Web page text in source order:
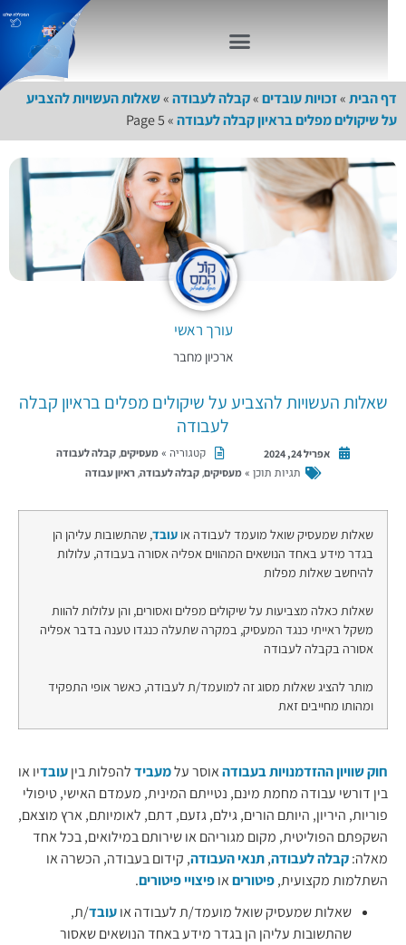
דף הבית»זכויות עובדים»קבלה לעבודה»שאלות העשויות להצביע
על שיקולים מפלים בראיון קבלה לעבודה»
עורך ראשי
ארכיון מחבר
שאלות העשויות להצביע על שיקולים מפלים בראיון קבלה
לעבודה
אפריל 24, 2024 קטגוריה » מעסיקים,קבלה לעבודה
תגיות תוכן » מעסיקים,קבלה לעבודה,ראיון עבודה
שאלות שמעסיק שואל מועמד לעבודה אועובד, שהתשובות עליהן הן
בגדר מידע באחד הנושאים המהווים אפליה אסורה בעבודה, עלולות
להיחשב שאלות מפלות
שאלות כאלה מצביעות על שיקולים מפלים ואסורים, והן עלולות להוות
משקל ראייתי כנגד המעסיק, במקרה שתעלה כנגדו טענה בדבר אפליה
אסורה בקבלה לעבודה
מותר להציג שאלות מסוג זה למועמד/ת לעבודה, כאשר אופי התפקיד
ומהותו מחייבים זאת
חוק שוויון ההזדמנויות בעבודהאוסר עלמעבידלהפלות ביןעובדיו או
בין דורשי עבודה מחמת מינם, נטייתם המינית, מעמדם האישי, טיפולי
פוריות, היריון, היותם הורים, גילם, גזעם, דתם, לאומיותם, ארץ מוצאם,
השקפתם הפוליטית, מקום מגוריהם או שירותם במילואים, בכל אחד
מאלה:קבלה לעבודה,תנאי העבודה, קידום בעבודה, הכשרה או
השתלמות מקצועית,פיטוריםאופיצויי פיטורים.
שאלות שמעסיק שואל מועמד/ת לעבודה אועובד/ת,
שהתשובות עליהן הן בגדר מידע באחד הנושאים שאסור